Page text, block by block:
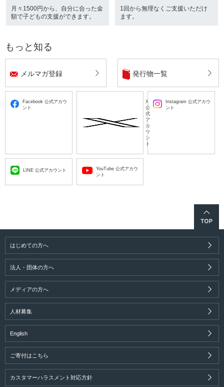
月々1500円から、自分に合った金
額で子どもの支援ができます。
1回から無理なくご支援いただけ
ます。
もっと知る
メルマガ登録 発行物一覧
Facebook 公式アカウ
ント
X
公
式
ア
カ
ウ
ン
ト
Instagram 公式アカウ
ント
LINE 公式アカウント
YouTube 公式アカウ
ント
はじめての方へ
法人・団体の方へ
メディアの方へ
人材募集
English
ご寄付はこちら
カスタマーハラスメント対応方針